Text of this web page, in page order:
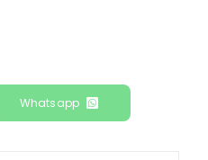
Whatsapp